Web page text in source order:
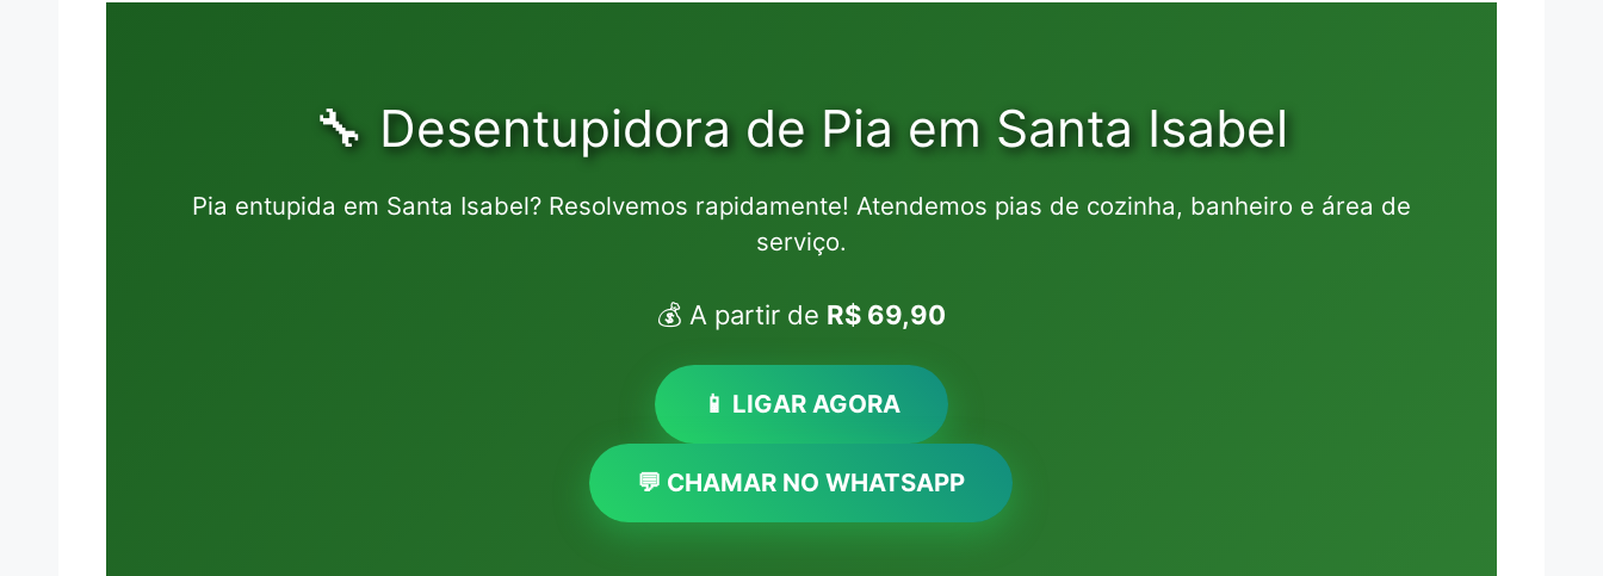
🔧 Desentupidora de Pia em Santa Isabel
Pia entupida em Santa Isabel? Resolvemos rapidamente! Atendemos pias de cozinha, banheiro e área de
serviço.
💰 A partir de R$ 69,90
📱 LIGAR AGORA
💬 CHAMAR NO WHATSAPP